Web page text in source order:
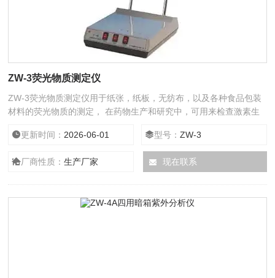
ZW-3荧光物质测定仪
ZW-3荧光物质测定仪用于纸张，纸板，无纺布，以及各种食品包装
材料的荧光物质的测定， 在药物生产和研究中，可用来检查激素生
析，纸层分析斑点和检测；
更新时间： 2026-06-01 型号：ZW-3
厂商性质：生产厂家 现在联系